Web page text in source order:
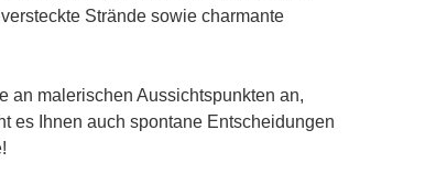
Strände sowie charmante
an malerischen Aussichtspunkten an,
es Ihnen auch spontane Entscheidungen